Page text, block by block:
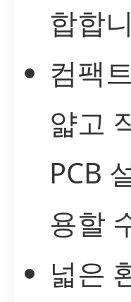
합합
컴팩
얇고
PCB
용할
넓은